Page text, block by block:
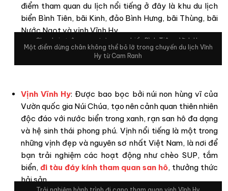
điểm tham quan du lịch nổi tiếng ở đây là khu du lịch
biển Bình Tiên, bãi Kinh, đảo Bình Hưng, bãi Thùng, bãi
Nước Ngọt và vịnh Vĩnh Hy.
Check-in trên cung đường ven biển Bình Tiên – Vĩnh Hy
Một điểm dừng chân không thể bỏ lỡ trong chuyến du lịch Vĩnh
Hy từ Cam Ranh
Vịnh Vĩnh Hy: Được bao bọc bởi núi non hùng vĩ của
Vườn quốc gia Núi Chúa, tạo nên cảnh quan thiên nhiên
độc đáo với nước biển trong xanh, rạn san hô đa dạng
và hệ sinh thái phong phú. Vịnh nổi tiếng là một trong
những vịnh đẹp và nguyên sơ nhất Việt Nam, là nơi để
bạn trải nghiệm các hoạt động như chèo SUP, tắm
biển, đi tàu đáy kính tham quan san hô, thưởng thức
hải sản …